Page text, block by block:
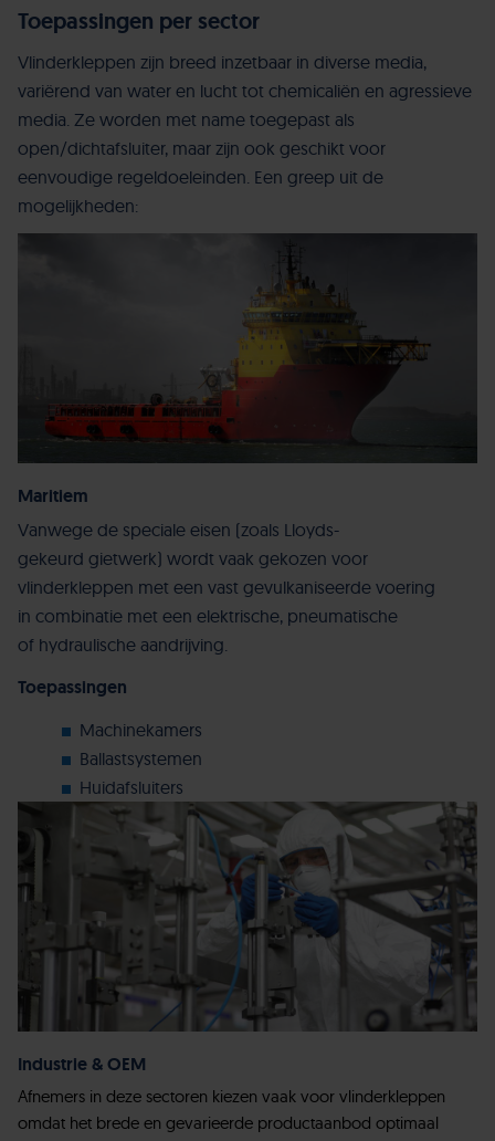
Toepassingen per sector
Vlinderkleppen zijn breed inzetbaar in diverse media,
variërend van water en lucht tot chemicaliën en agressieve
media. Ze worden met name toegepast als
open/dichtafsluiter, maar zijn ook geschikt voor
eenvoudige regeldoeleinden. Een greep uit de
mogelijkheden:
Maritiem
Vanwege de speciale eisen (zoals Lloyds-
gekeurd gietwerk) wordt vaak gekozen voor
vlinderkleppen met een vast gevulkaniseerde voering
in combinatie met een elektrische, pneumatische
of hydraulische aandrijving.
Toepassingen
Machinekamers
Ballastsystemen
Huidafsluiters
Industrie & OEM
Afnemers in deze sectoren kiezen vaak voor vlinderkleppen
omdat het brede en gevarieerde productaanbod optimaal